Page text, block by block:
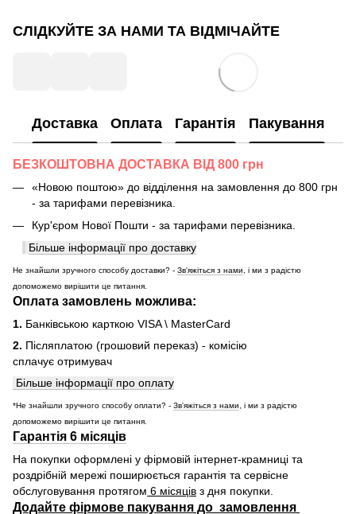
СЛІДКУЙТЕ ЗА НАМИ ТА ВІДМІЧАЙТЕ
Доставка Оплата Гарантія Пакування
БЕЗКОШТОВНА ДОСТАВКА ВІД 800 грн
«Новою поштою» до відділення на замовлення до 800 грн
- за тарифами перевізника.
Кур'єром Нової Пошти - за тарифами перевізника.
Більше інформації про доставку
Не знайшли зручного способу доставки? - Зв'яжіться з нами, і ми з радістю
допоможемо вирішити це питання.
Оплата замовлень можлива:
1. Банківською карткою VISA \ MasterCard
2. Післяплатою (грошовий переказ) - комісію
сплачує отримувач
Більше інформації про оплату
*Не знайшли зручного способу оплати? - Зв'яжіться з нами, і ми з радістю
допоможемо вирішити це питання.
Гарантія 6 місяців
На покупки оформлені у фірмовій інтернет-крамниці та
роздрібній мережі поширюється гарантія та сервісне
обслуговування протягом 6 місяців з дня покупки.
Додайте фірмове пакування до замовлення